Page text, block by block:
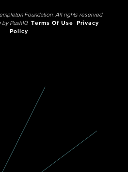
Foundation. All rights reserved.
by Push10. Terms Of Use
Privacy
Policy